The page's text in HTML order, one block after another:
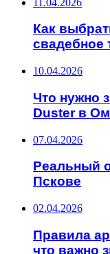
Как
свадебное
10.04.2026
Что нужно
Duster в
07.04.2026
Реальный
Пскове
02.04.2026
Правила
что важно